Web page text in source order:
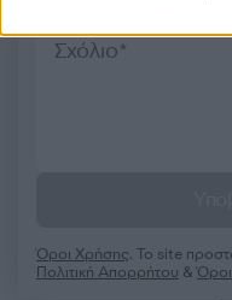
Όροι Χρήσης. Το site
Πολιτική Απορρήτου &